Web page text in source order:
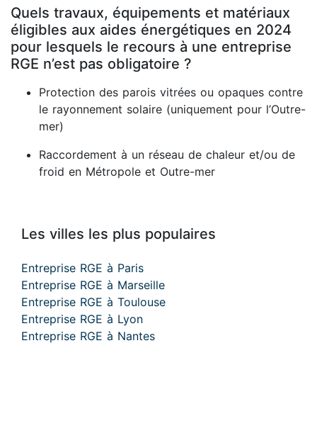
Quels travaux, équipements et matériaux
éligibles aux aides énergétiques en 2024
pour lesquels le recours à une entreprise
RGE n’est pas obligatoire ?
Protection des parois vitrées ou opaques contre
le rayonnement solaire (uniquement pour l’Outre-
mer)
Raccordement à un réseau de chaleur et/ou de
froid en Métropole et Outre-mer
Les villes les plus populaires
Entreprise RGE à Paris
Entreprise RGE à Marseille
Entreprise RGE à Toulouse
Entreprise RGE à Lyon
Entreprise RGE à Nantes